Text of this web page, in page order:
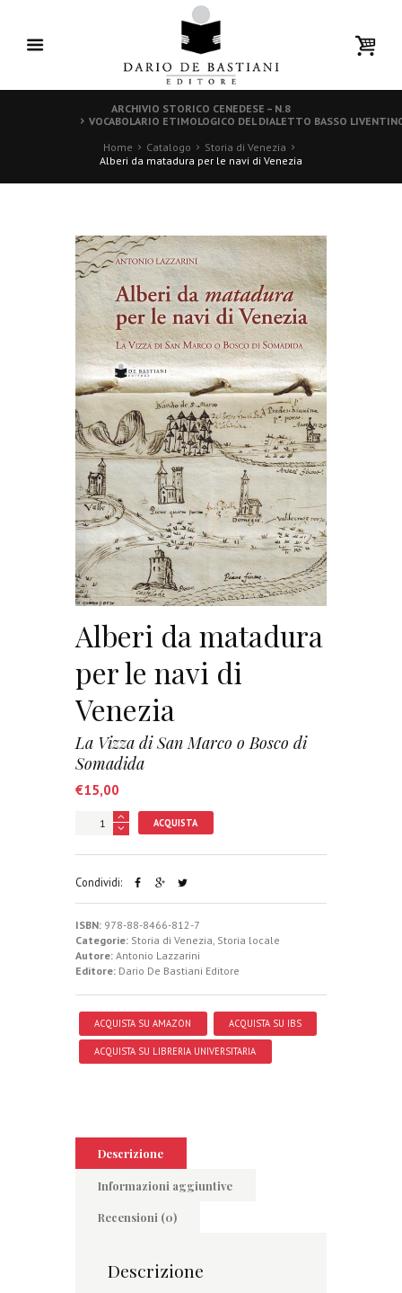
ARCHIVIO STORICO CENEDESE – N.8
VOCABOLARIO ETIMOLOGICO DEL DIALETTO BASSO
Home
Catalogo
Storia di Venezia
Alberi da matadura per le navi di Venezia
Alberi da matadura
per le navi di
Venezia
La Vizza di San Marco o Bosco di
Somadida
€15,00
ACQUISTA
Condividi:
ISBN: 978-88-8466-812-7
Categorie: Storia di Venezia, Storia locale
Autore: Antonio Lazzarini
Editore: Dario De Bastiani Editore
ACQUISTA SU AMAZON ACQUISTA SU IBS
ACQUISTA SU LIBRERIA UNIVERSITARIA
Descrizione
Informazioni aggiuntive
Recensioni (0)
Descrizione